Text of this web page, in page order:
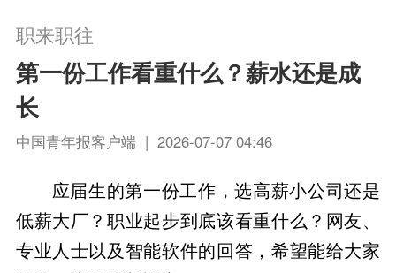
职来职往
第一份工作看重什么？薪水还是成
长
中国青年报客户端 | 2026-07-07 04:46
应届生的第一份工作，选高薪小公司还是
低薪大厂？职业起步到底该看重什么？网友、
专业人士以及智能软件的回答，希望能给大家